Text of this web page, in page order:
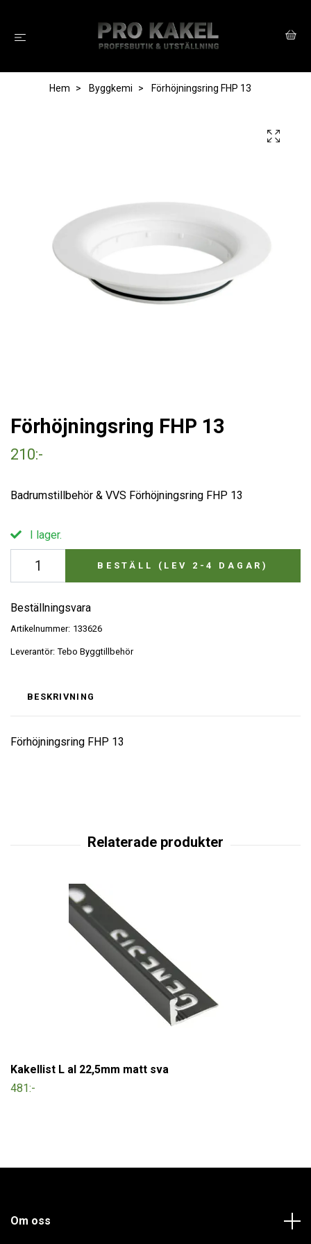
Hem Byggkemi Förhöjningsring FHP 13
Förhöjningsring FHP 13
210:-
Badrumstillbehör & VVS Förhöjningsring FHP 13
I lager.
BESTÄLL (LEV 2-4 DAGAR)
Beställningsvara
Artikelnummer: 133626
Leverantör: Tebo Byggtillbehör
BESKRIVNING
Förhöjningsring FHP 13
Kakellist L al 22,5mm matt sva
481:-
Om oss